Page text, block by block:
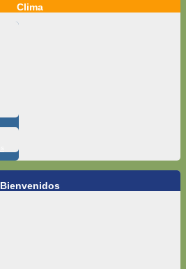
Clima
Bienvenidos